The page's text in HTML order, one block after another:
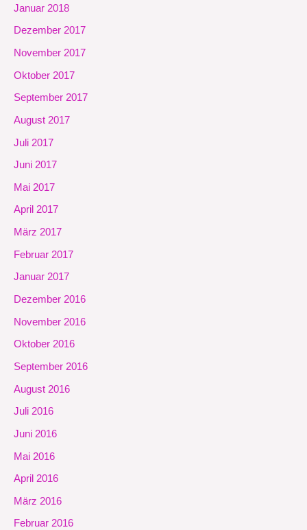
Januar 2018
Dezember 2017
November 2017
Oktober 2017
September 2017
August 2017
Juli 2017
Juni 2017
Mai 2017
April 2017
März 2017
Februar 2017
Januar 2017
Dezember 2016
November 2016
Oktober 2016
September 2016
August 2016
Juli 2016
Juni 2016
Mai 2016
April 2016
März 2016
Februar 2016